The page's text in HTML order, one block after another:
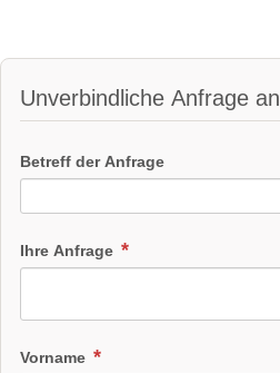
Unverbindliche Anfrage an
Betreff der Anfrage
Ihre Anfrage
Vorname